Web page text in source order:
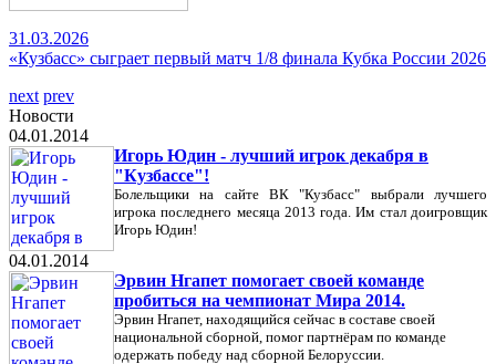
31.03.2026
«Кузбасс» сыграет первый матч 1/8 финала Кубка России 2026
next prev
Новости
04.01.2014
Игорь Юдин - лучший игрок декабря в
"Кузбассе"!
Болельщики на сайте ВК "Кузбасс" выбрали лучшего
игрока последнего месяца 2013 года. Им стал доигровщик
Игорь Юдин!
04.01.2014
Эрвин Нгапет помогает своей команде
пробиться на чемпионат Мира 2014.
Эрвин Нгапет, находящийся сейчас в составе своей
национальной сборной, помог партнёрам по команде
одержать победу над сборной Белоруссии.